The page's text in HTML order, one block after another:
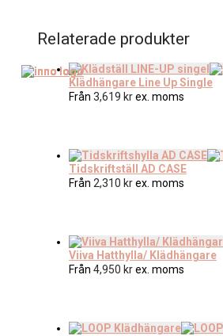
Relaterade produkter
Klädhängare Line Up Single
Från 3,619 krex. moms
Tidskriftställ AD CASE
Från 2,310 krex. moms
Viiva Hatthylla/ Klädhängare
Från 4,950 krex. moms